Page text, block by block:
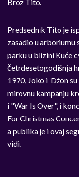
Broz Tito.
Predsednik Tito je
zasadio u arboriumu
parku u blizini Kuće
četrdesetogodišnja
1970, Joko i Džon
mirovnu kampanju
i "War Is Over", i
For Christmas
a publika je i ovaj
vidi.